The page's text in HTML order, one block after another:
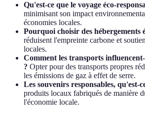
Qu'est-ce que le voyage éco-
minimisant son impact
économies locales.
Pourquoi choisir des hébergements
réduisent l'empreinte carbone et
locales.
Comment les transports
? Opter pour des transports propres
les émissions de gaz à effet de serre.
Les souvenirs responsables, qu'est-
produits locaux fabriqués de manière
l'économie locale.